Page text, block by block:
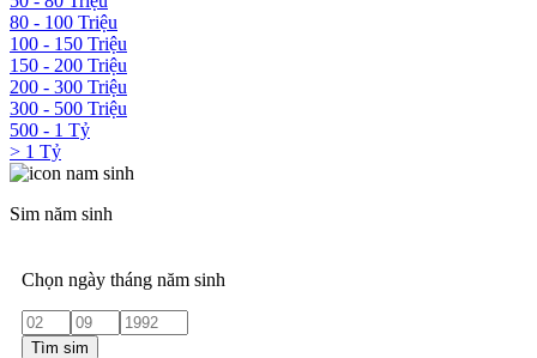
80 - 100 Triệu
100 - 150 Triệu
150 - 200 Triệu
200 - 300 Triệu
300 - 500 Triệu
500 - 1 Tỷ
> 1 Tỷ
Sim năm sinh
Chọn ngày tháng năm sinh
Tìm sim